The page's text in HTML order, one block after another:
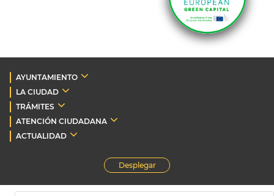
AYUNTAMIENTO
LA CIUDAD
TRÁMITES
ATENCIÓN CIUDADANA
ACTUALIDAD
Desplegar